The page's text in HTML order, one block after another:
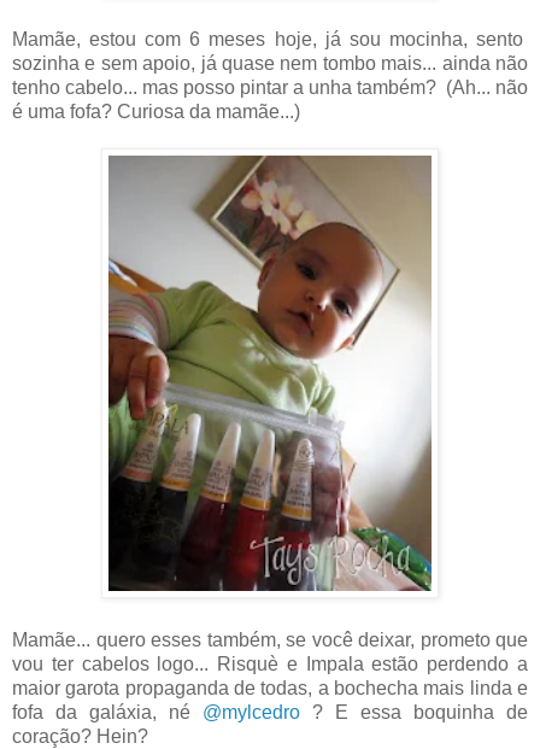
Mamãe, estou com 6 meses hoje, já sou mocinha, sento
sozinha e sem apoio, já quase nem tombo mais... ainda não
tenho cabelo... mas posso pintar a unha também? (Ah... não
é uma fofa? Curiosa da mamãe...)
Mamãe... quero esses também, se você deixar, prometo que
vou ter cabelos logo... Risquè e Impala estão perdendo a
maior garota propaganda de todas, a bochecha mais linda e
fofa da galáxia, né @mylcedro ? E essa boquinha de
coração? Hein?